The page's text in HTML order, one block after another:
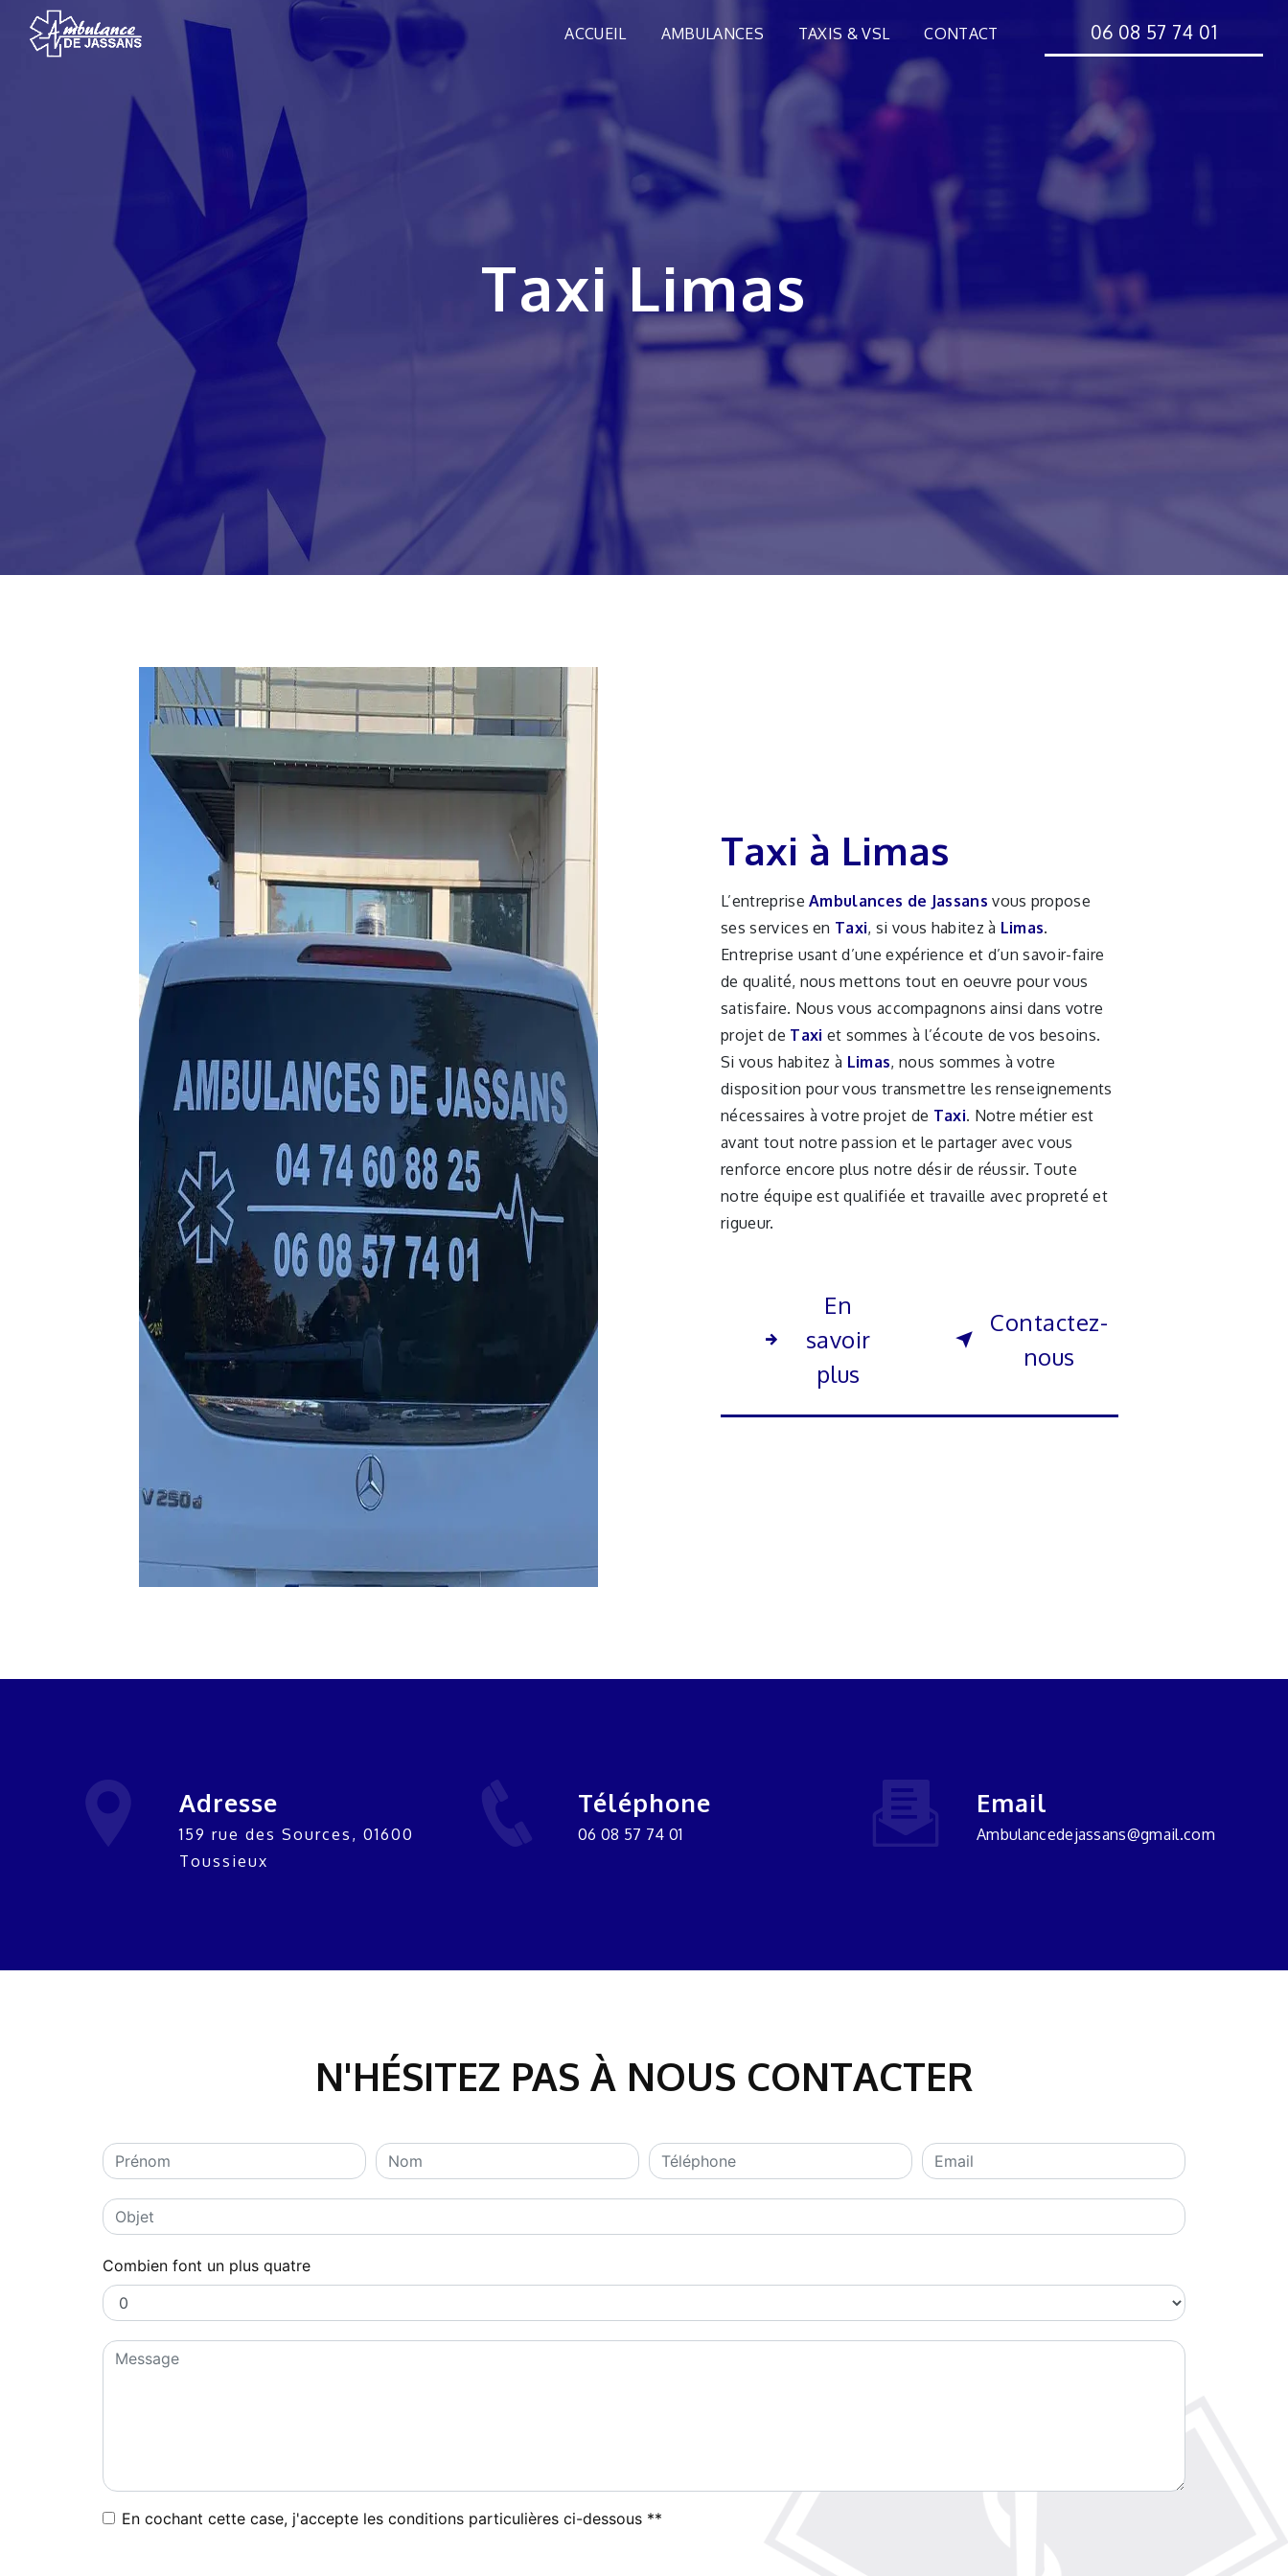
ACCUEIL AMBULANCES TAXIS & VSL CONTACT 06 08 57 74 01
Taxi Limas
Taxi à Limas
L’entrepriseAmbulances de Jassans vous propose
ses services en Taxi, si vous habitez à Limas.
Entreprise usant d’une expérience et d’un savoir-faire
de qualité, nous mettons tout en oeuvre pour vous
satisfaire. Nous vous accompagnons ainsi dans votre
projet de Taxi et sommes à l’écoute de vos besoins.
Si vous habitez à Limas, nous sommes à votre
disposition pour vous transmettre les renseignements
nécessaires à votre projet de Taxi. Notre métier est
avant tout notre passion et le partager avec vous
renforce encore plus notre désir de réussir. Toute
notre équipe est qualifiée et travaille avec propreté et
rigueur.
En
savoir
plus
Contactez-
nous
Adresse
159 rue des Sources, 01600
Toussieux
Téléphone
06 08 57 74 01
Email
ambulancedejassans@gmail.com
N'HÉSITEZ PAS À NOUS CONTACTER
Combien font un plus quatre
En cochant cette case, j'accepte les conditions particulières ci-dessous **
Panneau de gestion des cookies